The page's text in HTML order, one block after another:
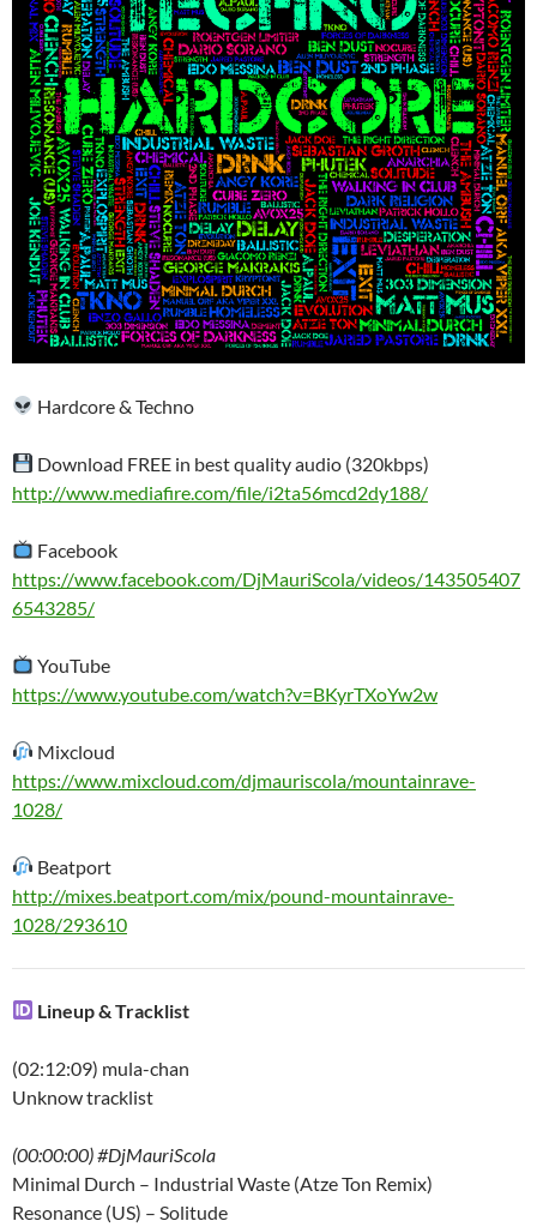
Hardcore & Techno
Download FREE in best quality audio (320kbps)
http://www.mediafire.com/file/i2ta56mcd2dy188/
Facebook
https://www.facebook.com/DjMauriScola/videos/143505407
6543285/
YouTube
https://www.youtube.com/watch?v=BKyrTXoYw2w
Mixcloud
https://www.mixcloud.com/djmauriscola/mountainrave-
1028/
Beatport
http://mixes.beatport.com/mix/pound-mountainrave-
1028/293610
Lineup & Tracklist
(02:12:09) mula-chan
Unknow tracklist
(00:00:00) #DjMauriScola
Minimal Durch – Industrial Waste (Atze Ton Remix)
Resonance (US) – Solitude